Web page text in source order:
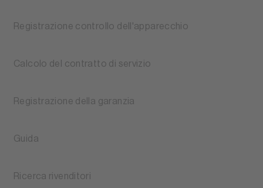
Registrazione controllo dell'apparecchio
Calcolo del contratto di servizio
Registrazione della garanzia
Guida
Ricerca rivenditori